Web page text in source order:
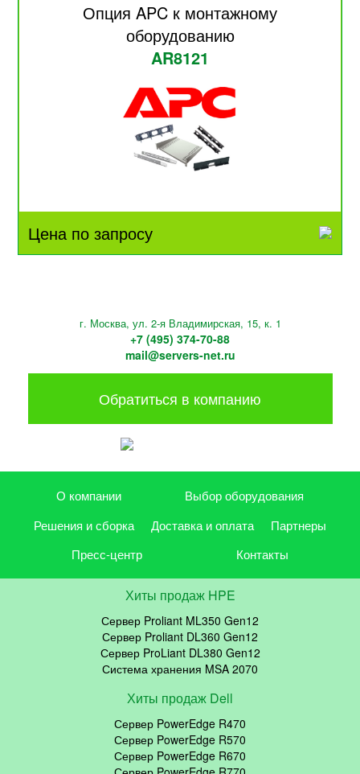
Опция APC к монтажному
оборудованию
AR8121
Цена по запросу
г. Москва, ул. 2-я Владимирская, 15, к. 1
+7 (495) 374-70-88
mail@servers-net.ru
Обратиться в компанию
О компании
Выбор оборудования
Решения и сборка
Доставка и оплата
Партнеры
Пресс-центр
Контакты
Хиты продаж HPE
Сервер Proliant ML350 Gen12
Сервер Proliant DL360 Gen12
Сервер ProLiant DL380 Gen12
Система хранения MSA 2070
Хиты продаж Dell
Сервер PowerEdge R470
Сервер PowerEdge R570
Сервер PowerEdge R670